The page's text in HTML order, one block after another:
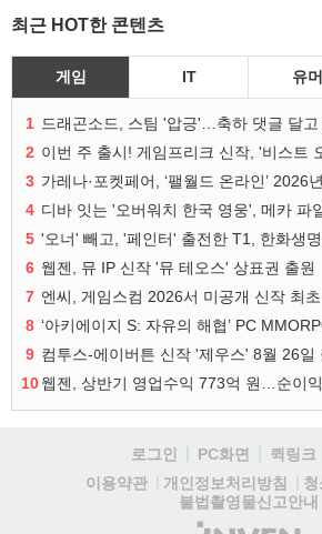
최근 HOT한 콘텐츠
게임 IT 유머
1 드래곤소드, 스팀 '압긍'…축하 댓글 달고
2 이번 주 출시! 게임프리크 신작, '비스트
3 가레나·포켓페어, ‘팰월드 온라인’ 2026
4 디바 잇는 '오버워치 한국 영웅', 메카 파
5 '오너' 빼고, '페인터' 출전한 T1, 한화생
6 웹젠, 뮤 IP 신작 '뮤 테오스' 상표권 출원
7 엔씨, 게임스컴 2026서 미공개 신작 최
8 ‘아키에이지 S: 자유의 해협’ PC
9
10웹젠, 상반기 영업수익 773억 원…순이
로그인 PC화면 퀵링크
이용약관
개인정보처리방침
불법촬영물신고안내